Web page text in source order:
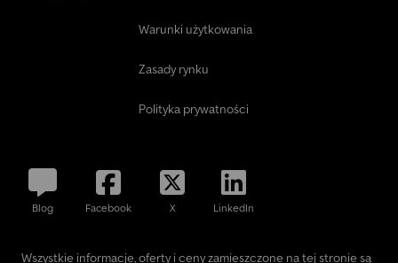
Warunki użytkowania
Zasady rynku
Polityka prywatności
Blog Facebook X LinkedIn
Wszystkie informacje, oferty i ceny zamieszczone na tej stronie są